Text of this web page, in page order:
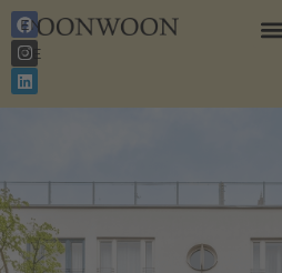
EN
DE